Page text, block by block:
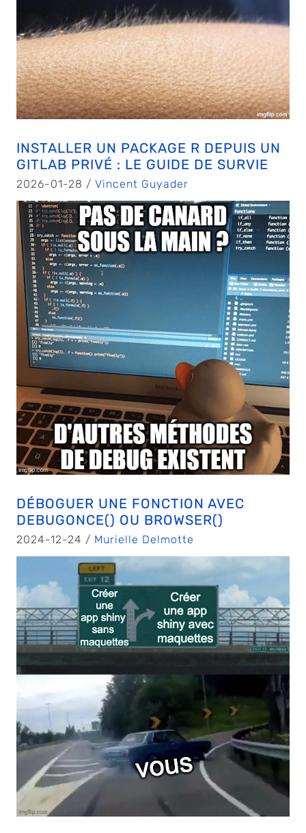
INSTALLER UN PACKAGE R DEPUIS UN
GITLAB PRIVÉ : LE GUIDE DE SURVIE
2026-01-28 / Vincent Guyader
DÉBOGUER UNE FONCTION AVEC
DEBUGONCE() OU BROWSER()
2024-12-24 / Murielle Delmotte